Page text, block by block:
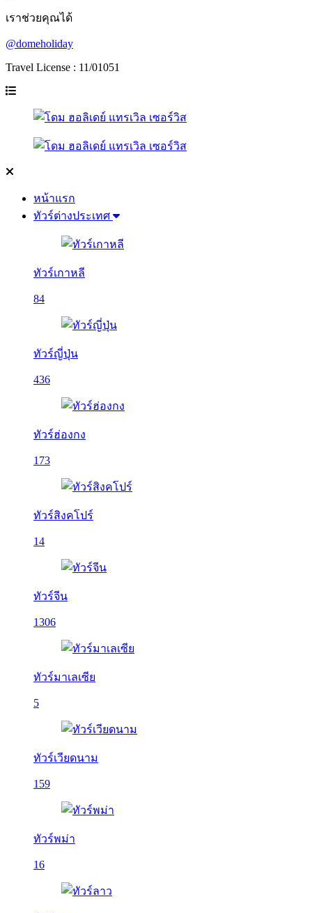
เราช่วยคุณได้
@domeholiday
Travel License : 11/01051
หน้าแรก
ทัวร์ต่างประเทศ
ทัวร์เกาหลี
84
ทัวร์ญี่ปุ่น
436
ทัวร์ฮ่องกง
173
ทัวร์สิงคโปร์
14
ทัวร์จีน
1306
ทัวร์มาเลเซีย
5
ทัวร์เวียดนาม
159
ทัวร์พม่า
16